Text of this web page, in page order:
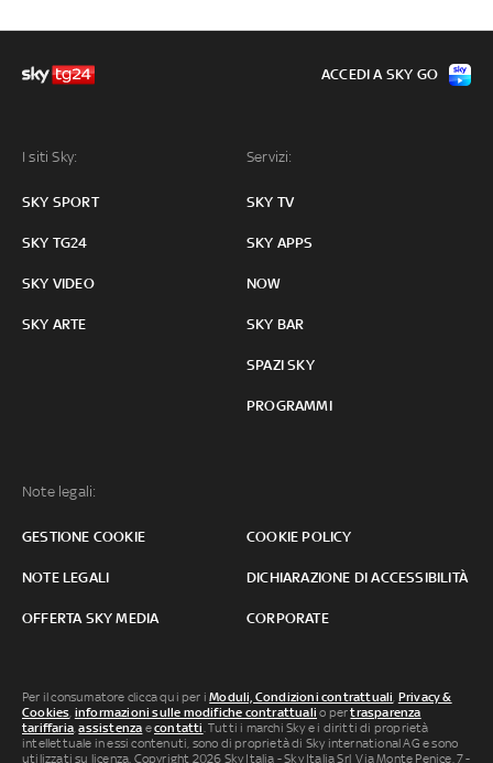
I siti Sky:
SKY SPORT
SKY TG24
SKY VIDEO
SKY ARTE
Servizi:
SKY TV
SKY APPS
NOW
SKY BAR
SPAZI SKY
PROGRAMMI
Note legali:
GESTIONE COOKIE COOKIE POLICY
NOTE LEGALI DICHIARAZIONE DI ACCESSIBILITÀ
OFFERTA SKY MEDIA CORPORATE
ACCEDI A SKY GO
Per il consumatore clicca qui per iModuli, Condizioni contrattuali, Privacy &
Cookies, informazioni sulle modifiche contrattuali o pertrasparenza
tariffaria,assistenza econtatti. Tutti i marchi Sky e i diritti di proprietà
intellettuale in essi contenuti, sono di proprietà di Sky international AG e sono
utilizzati su licenza. Copyright 2026 Sky Italia - Sky Italia Srl Via Monte Penice, 7 -